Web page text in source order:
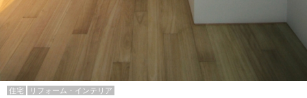
住宅 リフォーム・インテリア